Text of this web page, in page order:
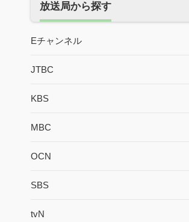
放送局から探す
Eチャンネル
JTBC
KBS
MBC
OCN
SBS
tvN